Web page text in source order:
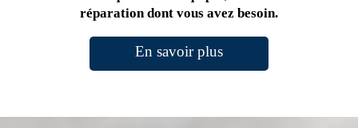
réparation dont vous avez besoin.
En savoir plus